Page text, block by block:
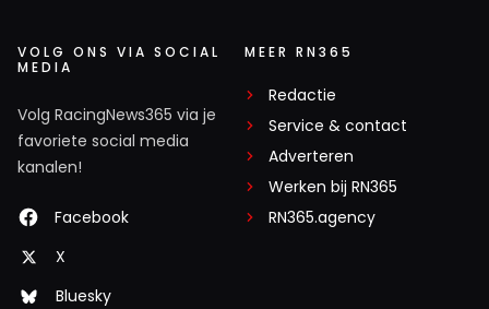
VOLG ONS VIA SOCIAL
MEDIA
Volg RacingNews365 via je
favoriete social media
kanalen!
Facebook
X
Bluesky
MEER RN365
Redactie
Service & contact
Adverteren
Werken bij RN365
RN365.agency